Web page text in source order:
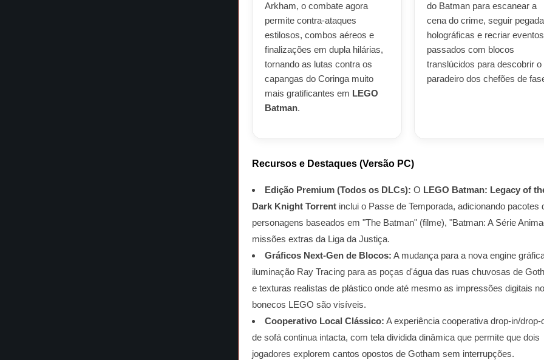
Arkham, o combate agora
permite contra-ataques
estilosos, combos aéreos e
finalizações em dupla hilárias,
tornando as lutas contra os
capangas do Coringa muito
mais gratificantes em LEGO
Batman.
do Batman para escanear a
cena do crime, seguir
holográficas e recriar eventos
passados com blocos
translúcidos para descobrir o
paradeiro dos chefões de
Recursos e Destaques (Versão PC)
Edição Premium (Todos os DLCs): O LEGO Batman: Legacy of
Dark Knight Torrent inclui o Passe de Temporada, adicionando pacotes
personagens baseados em "The Batman" (filme), "Batman: A Série
missões extras da Liga da Justiça.
Gráficos Next-Gen de Blocos: A mudança para a nova engine
iluminação Ray Tracing para as poças d'água das ruas chuvosas de
e texturas realistas de plástico onde até mesmo as impressões digitais
bonecos LEGO são visíveis.
Cooperativo Local Clássico: A experiência cooperativa drop-in/drop-
de sofá continua intacta, com tela dividida dinâmica que permite que dois
jogadores explorem cantos opostos de Gotham sem interrupções.